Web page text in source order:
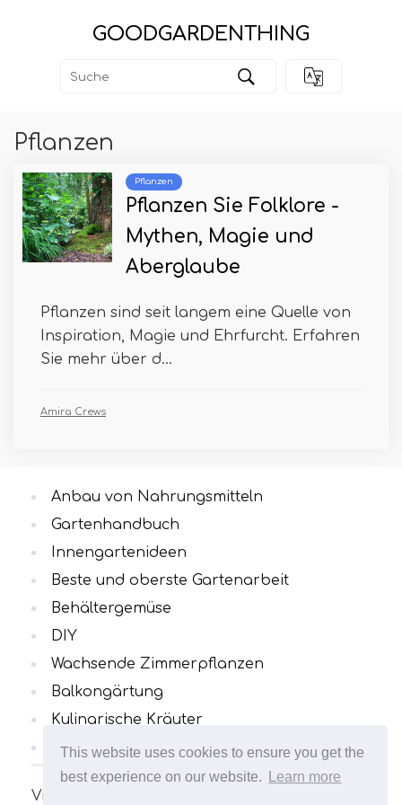
This website uses cookies to ensure you get the
best experience on our website.
Learn more
GOODGARDENTHING
Pflanzen
Pflanzen
Pflanzen Sie Folklore -
Mythen, Magie und
Aberglaube
Pflanzen sind seit langem eine Quelle von
Inspiration, Magie und Ehrfurcht. Erfahren
Sie mehr über d...
Amira Crews
Viele interessante und nützliche Artikel zum
Anbau von Nahrungsmitteln
Gartenhandbuch
Innengartenideen
Beste und oberste Gartenarbeit
Behältergemüse
DIY
Wachsende Zimmerpflanzen
Balkongärtung
Kulinarische Kräuter
Alle Kategorien